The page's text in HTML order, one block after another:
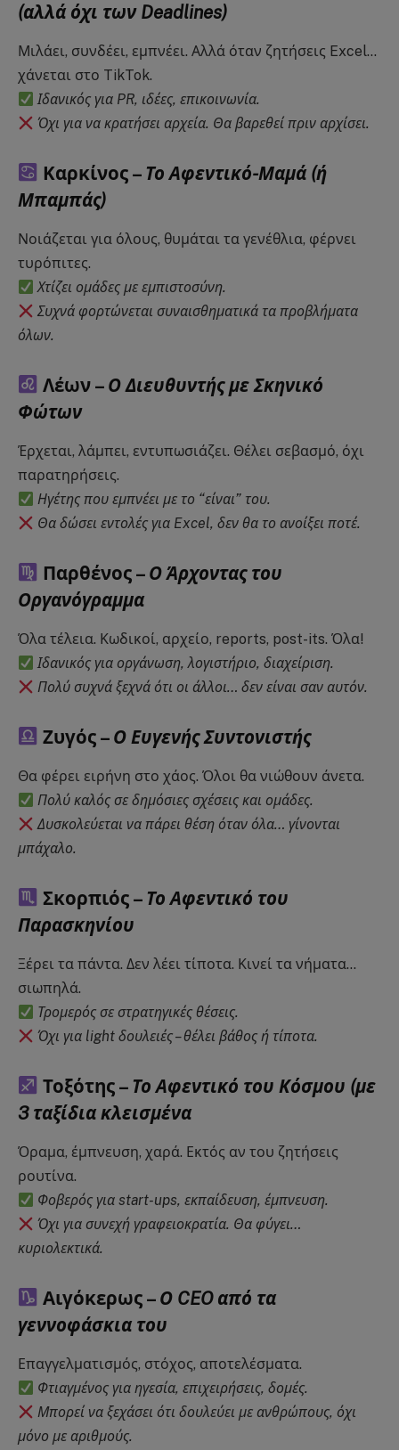
(αλλά όχι των Deadlines)
Μιλάει, συνδέει, εμπνέει. Αλλά όταν ζητήσεις Excel…
χάνεται στο TikTok.
Ιδανικός για PR, ιδέες, επικοινωνία.
Όχι για να κρατήσει αρχεία. Θα βαρεθεί πριν αρχίσει.
Καρκίνος – Το Αφεντικό-Μαμά (ή
Μπαμπάς)
Νοιάζεται για όλους, θυμάται τα γενέθλια, φέρνει
τυρόπιτες.
Χτίζει ομάδες με εμπιστοσύνη.
Συχνά φορτώνεται συναισθηματικά τα προβλήματα
όλων.
Λέων – Ο Διευθυντής με Σκηνικό
Φώτων
Έρχεται, λάμπει, εντυπωσιάζει. Θέλει σεβασμό, όχι
παρατηρήσεις.
Ηγέτης που εμπνέει με το “είναι” του.
Θα δώσει εντολές για Excel, δεν θα το ανοίξει ποτέ.
Παρθένος – Ο Άρχοντας του
Οργανόγραμμα
Όλα τέλεια. Κωδικοί, αρχείο, reports, post-its. Όλα!
Ιδανικός για οργάνωση, λογιστήριο, διαχείριση.
Πολύ συχνά ξεχνά ότι οι άλλοι… δεν είναι σαν αυτόν.
Ζυγός – Ο Ευγενής Συντονιστής
Θα φέρει ειρήνη στο χάος. Όλοι θα νιώθουν άνετα.
Πολύ καλός σε δημόσιες σχέσεις και ομάδες.
Δυσκολεύεται να πάρει θέση όταν όλα… γίνονται
μπάχαλο.
Σκορπιός – Το Αφεντικό του
Παρασκηνίου
Ξέρει τα πάντα. Δεν λέει τίποτα. Κινεί τα νήματα…
σιωπηλά.
Τρομερός σε στρατηγικές θέσεις.
Όχι για light δουλειές – θέλει βάθος ή τίποτα.
Τοξότης – Το Αφεντικό του Κόσμου (με
3 ταξίδια κλεισμένα
Όραμα, έμπνευση, χαρά. Εκτός αν του ζητήσεις
ρουτίνα.
Φοβερός για start-ups, εκπαίδευση, έμπνευση.
Όχι για συνεχή γραφειοκρατία. Θα φύγει…
κυριολεκτικά.
Αιγόκερως – Ο CEO από τα
γεννοφάσκια του
Επαγγελματισμός, στόχος, αποτελέσματα.
Φτιαγμένος για ηγεσία, επιχειρήσεις, δομές.
Μπορεί να ξεχάσει ότι δουλεύει με ανθρώπους, όχι
μόνο με αριθμούς.